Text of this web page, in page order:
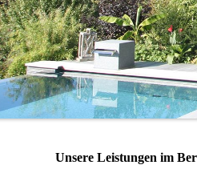
Unsere Leistungen im